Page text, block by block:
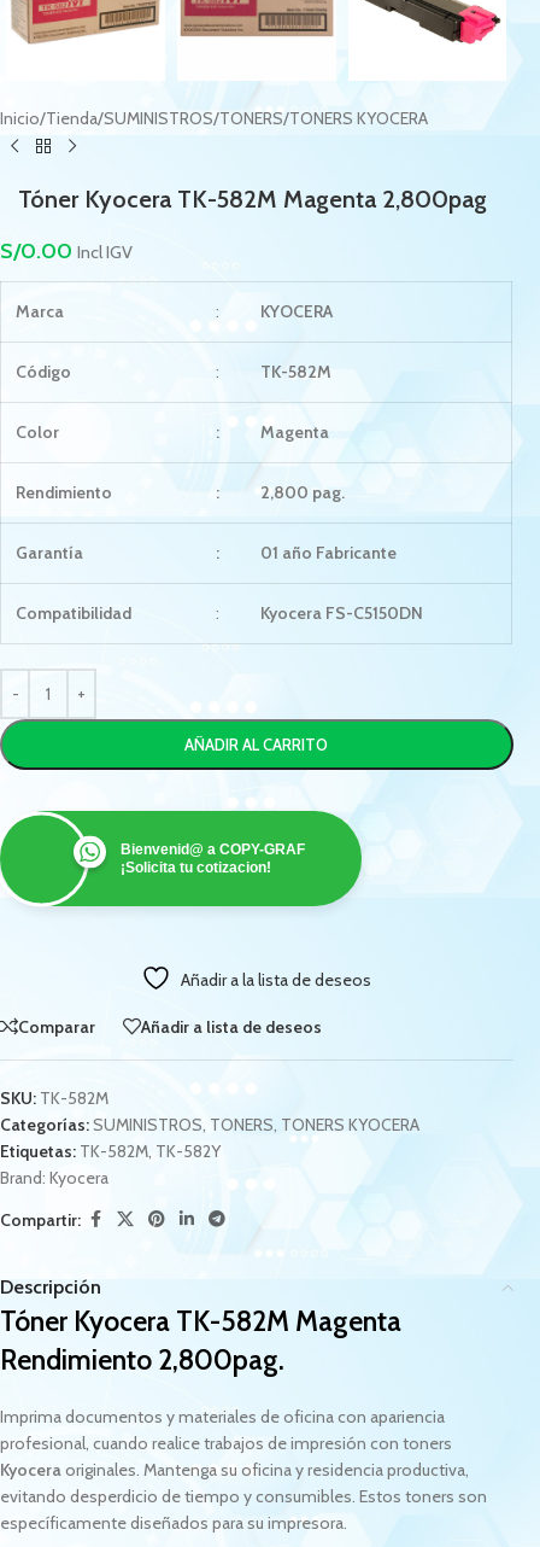
Inicio/Tienda/SUMINISTROS/TONERS/TONERS KYOCERA
Tóner Kyocera TK-582M Magenta 2,800pag
S/0.00 Incl IGV
Marca : KYOCERA
Código : TK-582M
Color : Magenta
Rendimiento : 2,800 pag.
Garantía : 01 año Fabricante
Compatibilidad : Kyocera FS-C5150DN
AÑADIR AL CARRITO
Bienvenid@ a COPY-GRAF
¡Solicita tu cotizacion!
Añadir a la lista de deseos
Comparar Añadir a lista de deseos
SKU: TK-582M
Categorías:SUMINISTROS, TONERS, TONERS KYOCERA
Etiquetas: TK-582M, TK-582Y
Brand: Kyocera
Compartir:
Descripción
Tóner Kyocera TK-582M Magenta
Rendimiento 2,800pag.
Imprima documentos y materiales de oficina con apariencia
profesional, cuando realice trabajos de impresión con toners
Kyoceraoriginales. Mantenga su oficina y residencia productiva,
evitando desperdicio de tiempo y consumibles. Estos toners son
específicamente diseñados para su impresora.